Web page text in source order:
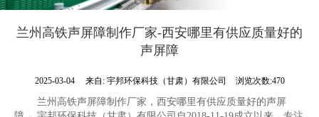
兰州高铁声屏障制作厂家-西安哪里有供应质量好的
声屏障
2025-03-04 来自: 宇邦环保科技（甘肃）有限公司 浏览次数:470
兰州高铁声屏障制作厂家，西安哪里有供应质量好的声屏